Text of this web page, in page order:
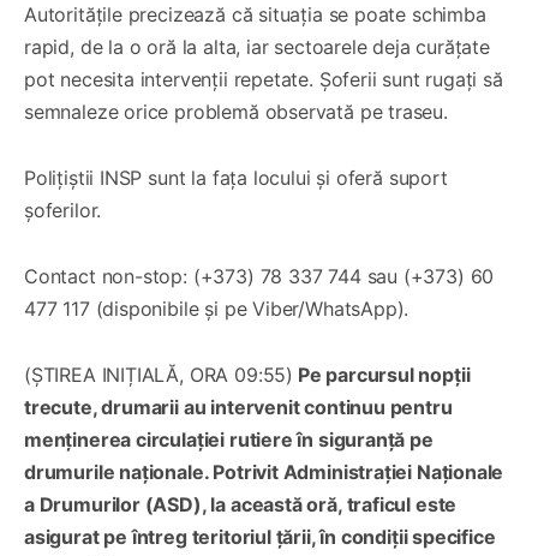
Autoritățile precizează că situația se poate schimba
rapid, de la o oră la alta, iar sectoarele deja curățate
pot necesita intervenții repetate. Șoferii sunt rugați să
semnaleze orice problemă observată pe traseu.
Polițiștii INSP sunt la fața locului și oferă suport
șoferilor.
Contact non-stop: (+373) 78 337 744 sau (+373) 60
477 117 (disponibile și pe Viber/WhatsApp).
(ȘTIREA INIȚIALĂ, ORA 09:55) Pe parcursul nopții
trecute, drumarii au intervenit continuu pentru
menținerea circulației rutiere în siguranță pe
drumurile naționale. Potrivit Administrației Naționale
a Drumurilor (ASD), la această oră, traficul este
asigurat pe întreg teritoriul țării, în condiții specifice